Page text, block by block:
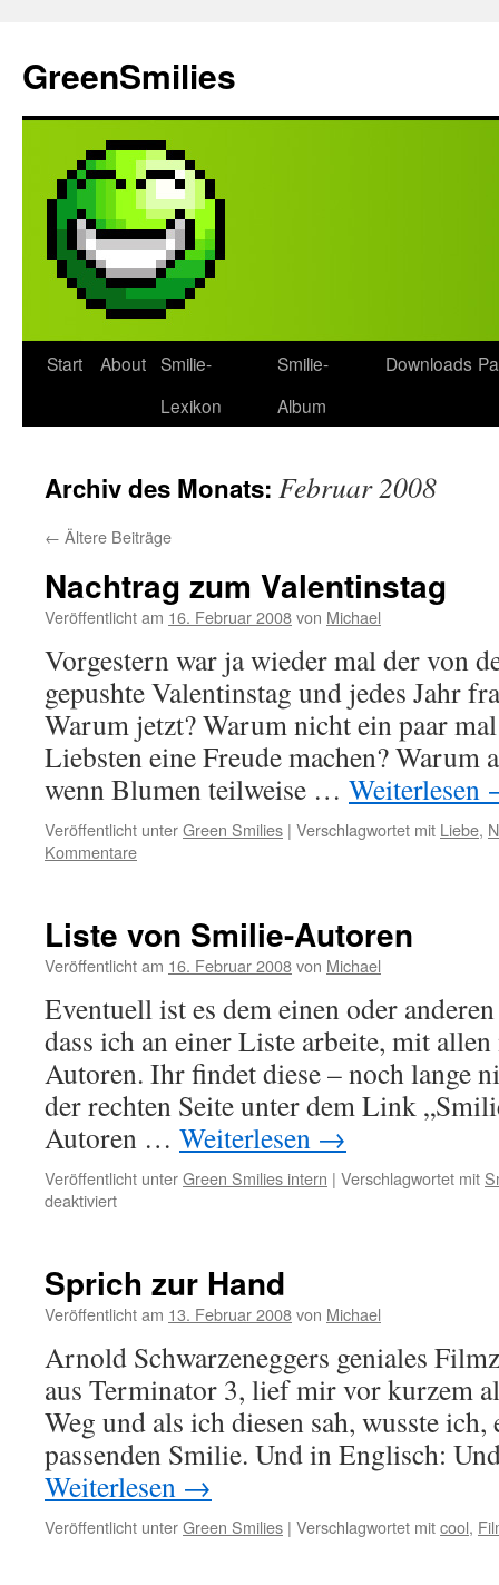
springen
GreenSmilies
Start About Smilie-
Lexikon
Smilie-
Album
Downloads
Archiv des Monats: Februar 2008
← Ältere Beiträge
Nachtrag zum Valentinstag
Veröffentlicht am 16. Februar 2008von Michael
Vorgestern war ja wieder mal der von
gepushte Valentinstag und jedes Jahr
Warum jetzt? Warum nicht ein paar
Liebsten eine Freude machen? Warum
wenn Blumen teilweise … Weiterlesen
Veröffentlicht unterGreen Smilies | Verschlagwortet mit Liebe,
Kommentare
Liste von Smilie-Autoren
Veröffentlicht am 16. Februar 2008von Michael
Eventuell ist es dem einen oder
dass ich an einer Liste arbeite, mit
Autoren. Ihr findet diese – noch lange
der rechten Seite unter dem Link
Autoren … Weiterlesen →
Veröffentlicht unterGreen Smilies intern | Verschlagwortet mit
deaktiviertfür
Autoren
Sprich zur Hand
Veröffentlicht am 13. Februar 2008von Michael
Arnold Schwarzeneggers geniales
aus Terminator 3, lief mir vor kurzem
Weg und als ich diesen sah, wusste
passenden Smilie. Und in Englisch:
Weiterlesen →
Veröffentlicht unterGreen Smilies | Verschlagwortet mitcool,